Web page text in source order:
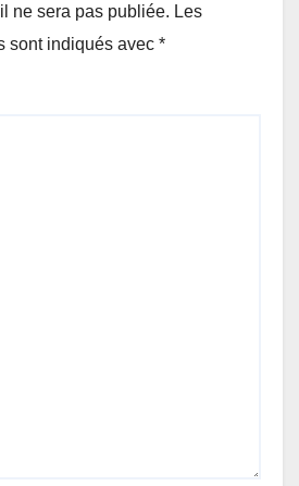
ne sera pas publiée. Les
sont indiqués avec *